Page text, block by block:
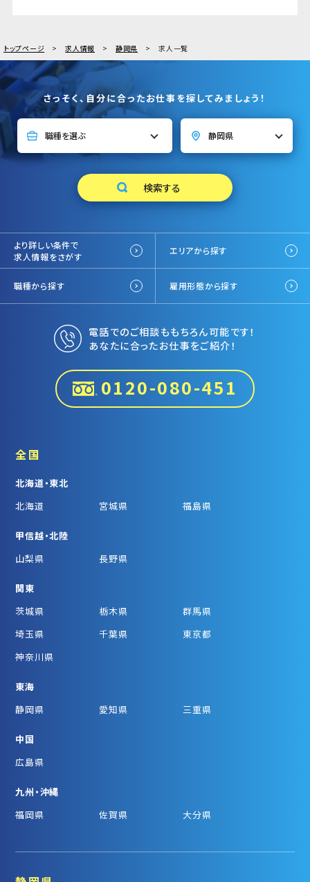
トップページ 求人情報 静岡県 求人一覧
さっそく、自分に合ったお仕事を探してみましょう！
より詳しい条件で
求人情報をさがす
エリアから探す
職種から探す 雇用形態から探す
電話でのご相談ももちろん可能です！
あなたに合ったお仕事をご紹介！
0120-080-451
全国
北海道・東北
北海道
宮城県 福島県
甲信越・北陸
山梨県
長野県
関東
茨城県
栃木県
群馬県
埼玉県
千葉県
東京都
神奈川県
東海
静岡県
愛知県 三重県
中国
広島県
九州・沖縄
福岡県
佐賀県 大分県